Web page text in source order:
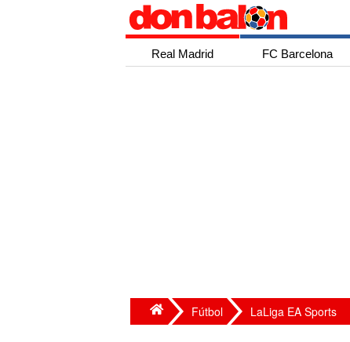
Real Madrid FC Barcelona
Fútbol LaLiga EA Sports